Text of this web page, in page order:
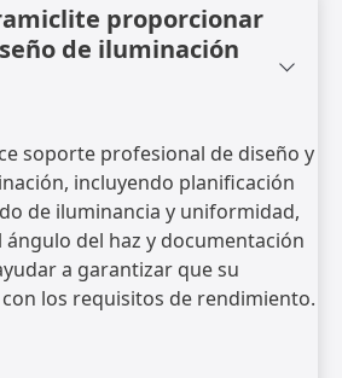
proporcionar
de iluminación
soporte profesional de diseño y
incluyendo planificación
de iluminancia y uniformidad,
del haz y documentación
a garantizar que su
los requisitos de rendimiento.